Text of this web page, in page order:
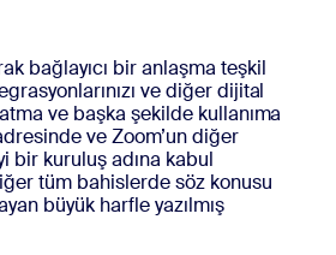
bağlayıcı bir anlaşma teşkil
ve diğer dijital
ve başka şekilde kullanıma
ve Zoom’un diğer
bir kuruluş adına kabul
tüm bahislerde söz konusu
büyük harfle yazılmış